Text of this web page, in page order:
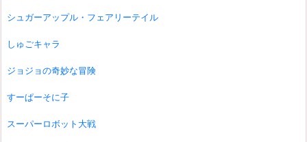
シュガーアップル・フェアリーテイル
しゅごキャラ
ジョジョの奇妙な冒険
すーぱーそに子
スーパーロボット大戦